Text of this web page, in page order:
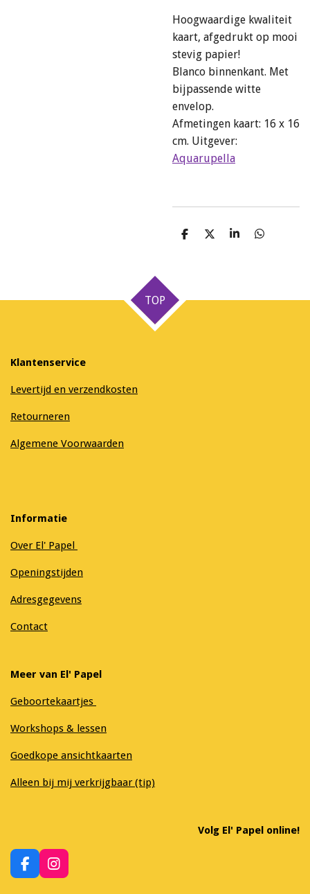
Hoogwaardige kwaliteit
kaart, afgedrukt op mooi
stevig papier!
Blanco binnenkant. Met
bijpassende witte
envelop.
Afmetingen kaart: 16 x 16
cm. Uitgever:
Aquarupella
D
D
S
D
TOP
Klantenservice
Levertijd en verzendkosten
Retourneren
Algemene Voorwaarden
Informatie
Over El' Papel
Openingstijden
Adresgegevens
Contact
Meer van El' Papel
Geboortekaartjes
Workshops & lessen
Goedkope ansichtkaarten
Alleen bij mij verkrijgbaar (tip)
Volg El' Papel online!
F
a
I
n